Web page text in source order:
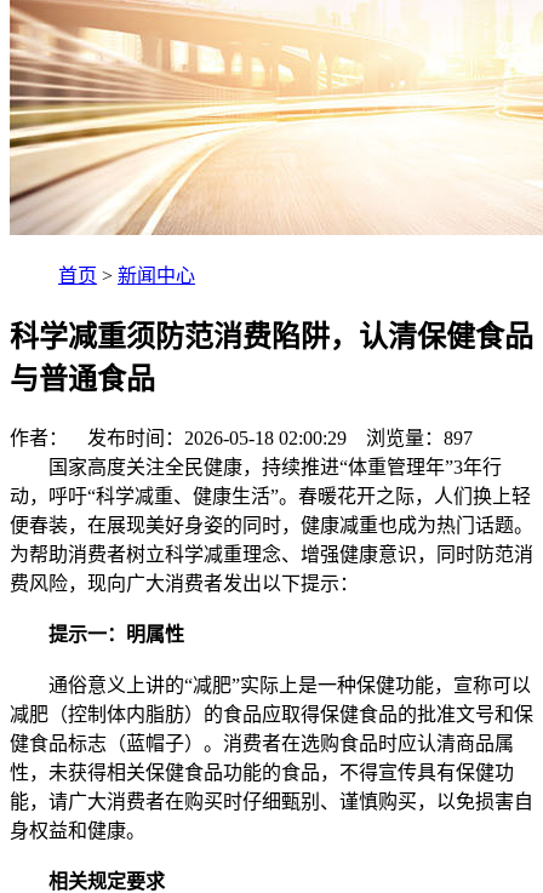
首页 > 新闻中心
科学减重须防范消费陷阱，认清保健食品
与普通食品
作者： 发布时间：2026-05-18 02:00:29 浏览量： 897
国家高度关注全民健康，持续推进“体重管理年”3年行
动，呼吁“科学减重、健康生活”。春暖花开之际，人们换上轻
便春装，在展现美好身姿的同时，健康减重也成为热门话题。
为帮助消费者树立科学减重理念、增强健康意识，同时防范消
费风险，现向广大消费者发出以下提示：
提示一：明属性
通俗意义上讲的“减肥”实际上是一种保健功能，宣称可以
减肥（控制体内脂肪）的食品应取得保健食品的批准文号和保
健食品标志（蓝帽子）。消费者在选购食品时应认清商品属
性，未获得相关保健食品功能的食品，不得宣传具有保健功
能，请广大消费者在购买时仔细甄别、谨慎购买，以免损害自
身权益和健康。
相关规定要求